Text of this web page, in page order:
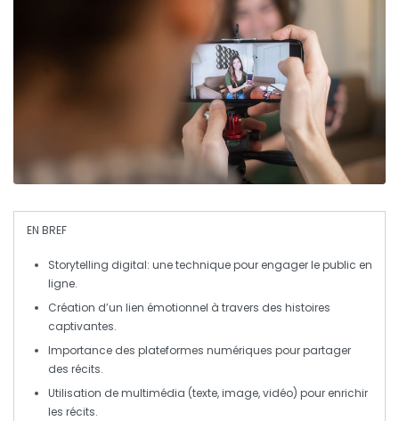
EN BREF
Storytelling digital: une technique pour engager le public en
ligne.
Création d’un lien émotionnel à travers des histoires
captivantes.
Importance des plateformes numériques pour partager
des récits.
Utilisation demultimédia (texte, image, vidéo) pour enrichir
les récits.